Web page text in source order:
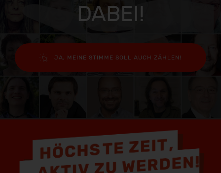
DABEI!
JA, MEINE STIMME SOLL AUCH ZÄHLEN!